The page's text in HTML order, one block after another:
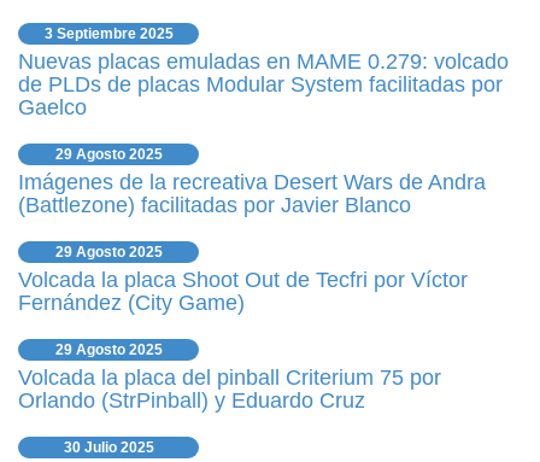
3 Septiembre 2025
Nuevas placas emuladas en MAME 0.279: volcado
de PLDs de placas Modular System facilitadas por
Gaelco
29 Agosto 2025
Imágenes de la recreativa Desert Wars de Andra
(Battlezone) facilitadas por Javier Blanco
29 Agosto 2025
Volcada la placa Shoot Out de Tecfri por Víctor
Fernández (City Game)
29 Agosto 2025
Volcada la placa del pinball Criterium 75 por
Orlando (StrPinball) y Eduardo Cruz
30 Julio 2025